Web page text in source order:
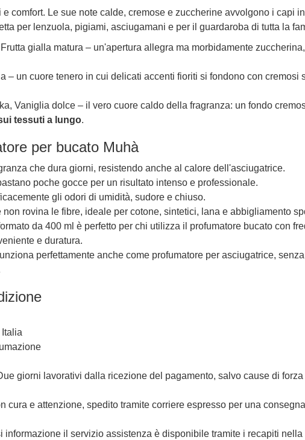
comfort. Le sue note calde, cremose e zuccherine avvolgono i capi
per lenzuola, pigiami, asciugamani e per il guardaroba di tutta la
gialla matura – un'apertura allegra ma morbidamente
– un cuore tenero in cui delicati accenti fioriti si fondono con cremosi
Vaniglia dolce – il vero cuore caldo della fragranza: un fondo
tessuti a lungo.
per bucato Muhà
che dura giorni, resistendo anche al calore dell'asciugatrice.
poche gocce per un risultato intenso e professionale.
gli odori di umidità, sudore e chiuso.
non rovina le fibre, ideale per cotone, sintetici, lana e abbigliamento
da 400 ml è perfetto per chi utilizza il profumatore bucato con
e duratura.
perfettamente anche come profumatore per asciugatrice, senza
Italia
giorni lavorativi dalla ricezione del pagamento, salvo cause di forza
cura e attenzione, spedito tramite corriere espresso per una consegna
informazione il servizio assistenza è disponibile tramite i recapiti nella